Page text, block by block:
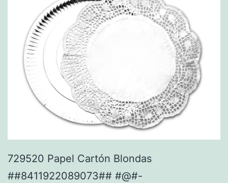
729520 Papel Cartón Blondas
##8411922089073## #@#-